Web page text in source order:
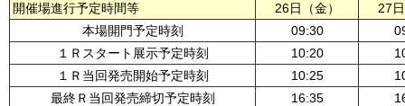
開催場進行予定時間等
26日（金）
27
本場開門予定時刻
09:30
１Ｒスタート展示予定時刻
10:20
１Ｒ当回発売開始予定時刻
10:25
最終Ｒ当回発売締切予定時刻
16:35